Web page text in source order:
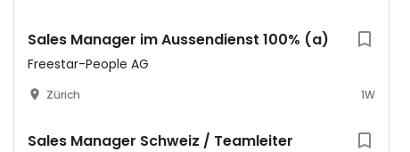
Sales Manager im Aussendienst 100% (a)
Freestar-People AG
Zürich 1W
Sales Manager Schweiz / Teamleiter